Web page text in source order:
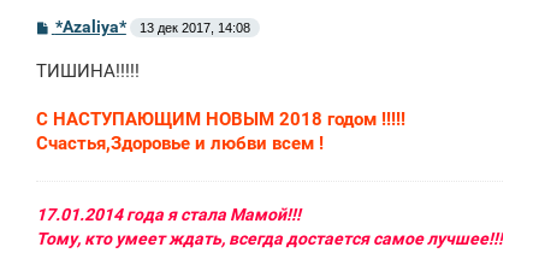
С
б
е
н
и
*Azaliya* 13 дек 2017, 14:08
ТИШИНА!!!!!
С НАСТУПАЮЩИМ НОВЫМ 2018 годом !!!!!
Счастья,Здоровье и любви всем !
17.01.2014 года я стала Мамой!!!
Тому, кто умеет ждать, всегда достается самое лучшее!!!